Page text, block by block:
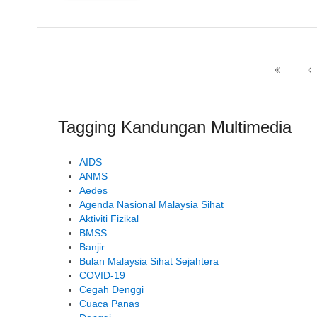
Tagging Kandungan Multimedia
AIDS
ANMS
Aedes
Agenda Nasional Malaysia Sihat
Aktiviti Fizikal
BMSS
Banjir
Bulan Malaysia Sihat Sejahtera
COVID-19
Cegah Denggi
Cuaca Panas